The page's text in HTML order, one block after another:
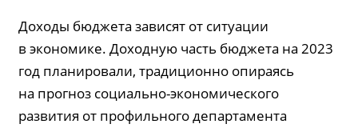
Доходы бюджета зависят от ситуации
в экономике. Доходную часть бюджета на 2023
год планировали, традиционно опираясь
на прогноз социально-экономического
развития от профильного департамента